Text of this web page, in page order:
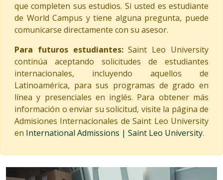
que completen sus estudios. Si usted es estudiante
de World Campus y tiene alguna pregunta, puede
comunicarse directamente con su asesor.
Para futuros estudiantes:Saint Leo University
continúa aceptando solicitudes de estudiantes
internacionales, incluyendo aquellos de
Latinoamérica, para sus programas de grado en
línea y presenciales en inglés. Para obtener más
información o enviar su solicitud, visite la página de
Admisiones Internacionales de Saint Leo University
en International Admissions | Saint Leo University.